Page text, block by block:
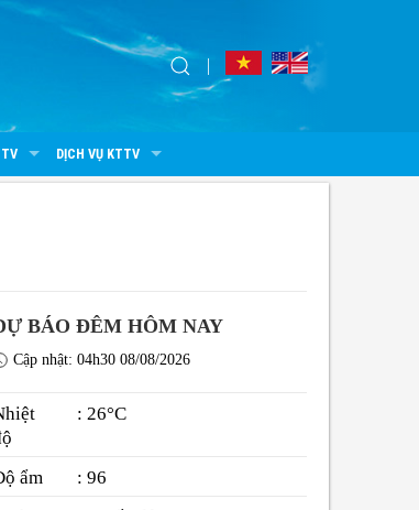
DỊCH VỤ KTTV
BÁO ĐÊM HÔM NAY
Cập nhật: 04h30 08/08/2026
: 26°C
ẩm
: 96